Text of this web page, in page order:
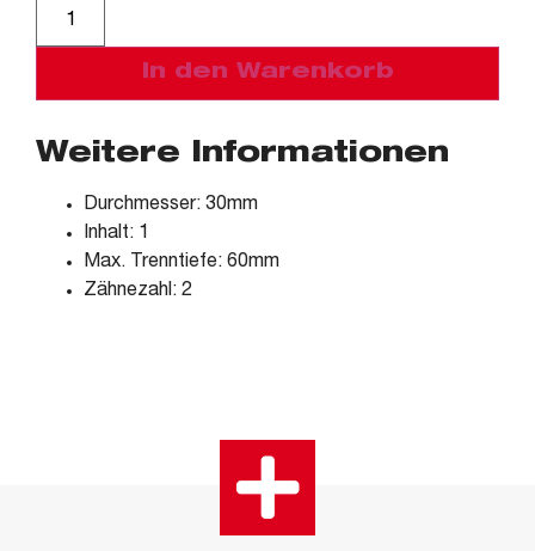
In den Warenkorb
Weitere Informationen
Durchmesser: 30mm
Inhalt: 1
Max. Trenntiefe: 60mm
Zähnezahl: 2